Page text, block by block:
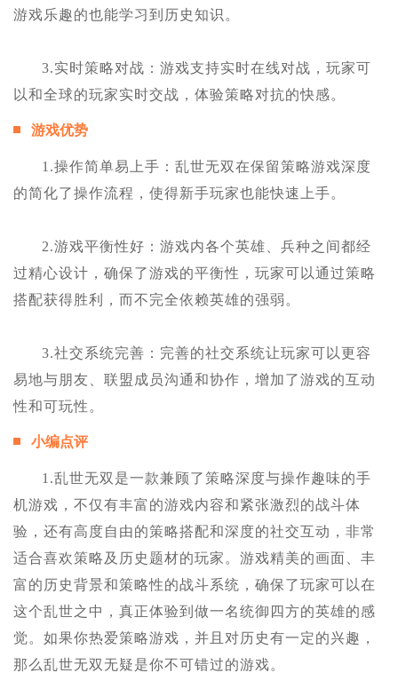
游戏乐趣的也能学习到历史知识。
3.实时策略对战：游戏支持实时在线对战，玩家可
以和全球的玩家实时交战，体验策略对抗的快感。
游戏优势
1.操作简单易上手：乱世无双在保留策略游戏深度
的简化了操作流程，使得新手玩家也能快速上手。
2.游戏平衡性好：游戏内各个英雄、兵种之间都经
过精心设计，确保了游戏的平衡性，玩家可以通过策略
搭配获得胜利，而不完全依赖英雄的强弱。
3.社交系统完善：完善的社交系统让玩家可以更容
易地与朋友、联盟成员沟通和协作，增加了游戏的互动
性和可玩性。
小编点评
1.乱世无双是一款兼顾了策略深度与操作趣味的手
机游戏，不仅有丰富的游戏内容和紧张激烈的战斗体
验，还有高度自由的策略搭配和深度的社交互动，非常
适合喜欢策略及历史题材的玩家。游戏精美的画面、丰
富的历史背景和策略性的战斗系统，确保了玩家可以在
这个乱世之中，真正体验到做一名统御四方的英雄的感
觉。如果你热爱策略游戏，并且对历史有一定的兴趣，
那么乱世无双无疑是你不可错过的游戏。